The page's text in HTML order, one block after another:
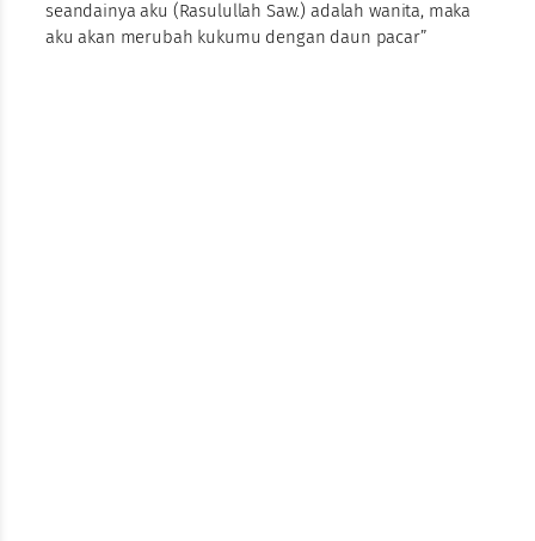
seandainya aku (Rasulullah Saw.) adalah wanita, maka
aku akan merubah kukumu dengan daun pacar”